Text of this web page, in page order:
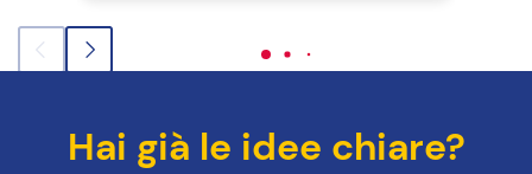
Hai già le idee chiare?